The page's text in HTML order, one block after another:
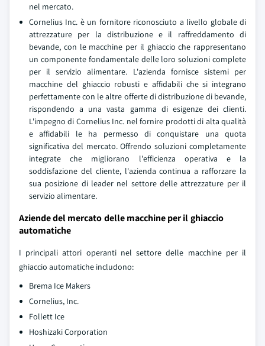
nel mercato.
Cornelius Inc. è un fornitore riconosciuto a livello globale di
attrezzature per la distribuzione e il raffreddamento di
bevande, con le macchine per il ghiaccio che rappresentano
un componente fondamentale delle loro soluzioni complete
per il servizio alimentare. L'azienda fornisce sistemi per
macchine del ghiaccio robusti e affidabili che si integrano
perfettamente con le altre offerte di distribuzione di bevande,
rispondendo a una vasta gamma di esigenze dei clienti.
L'impegno di Cornelius Inc. nel fornire prodotti di alta qualità
e affidabili le ha permesso di conquistare una quota
significativa del mercato. Offrendo soluzioni completamente
integrate che migliorano l'efficienza operativa e la
soddisfazione del cliente, l'azienda continua a rafforzare la
sua posizione di leader nel settore delle attrezzature per il
servizio alimentare.
Aziende del mercato delle macchine per il ghiaccio
automatiche
I principali attori operanti nel settore delle macchine per il
ghiaccio automatiche includono:
Brema Ice Makers
Cornelius, Inc.
Follett Ice
Hoshizaki Corporation